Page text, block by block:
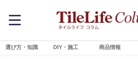
選び方・知識 DIY・施工 商品情報